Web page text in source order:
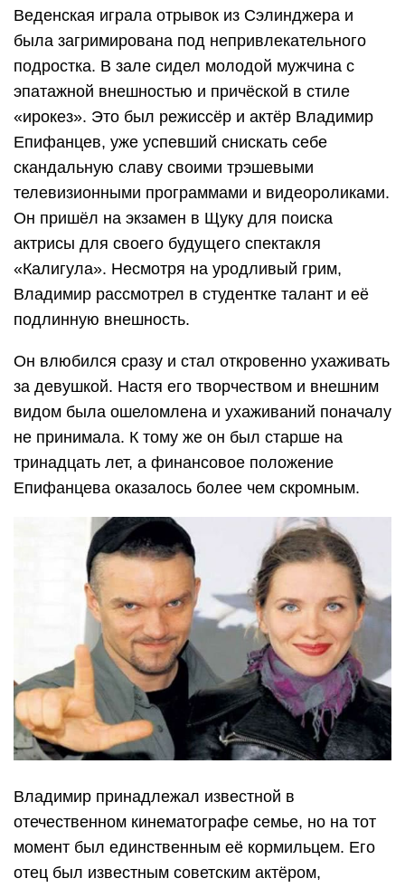
Веденская играла отрывок из Сэлинджера и
была загримирована под непривлекательного
подростка. В зале сидел молодой мужчина с
эпатажной внешностью и причёской в стиле
«ирокез». Это был режиссёр и актёр Владимир
Епифанцев, уже успевший снискать себе
скандальную славу своими трэшевыми
телевизионными программами и видеороликами.
Он пришёл на экзамен в Щуку для поиска
актрисы для своего будущего спектакля
«Калигула». Несмотря на уродливый грим,
Владимир рассмотрел в студентке талант и её
подлинную внешность.
Он влюбился сразу и стал откровенно ухаживать
за девушкой. Настя его творчеством и внешним
видом была ошеломлена и ухаживаний поначалу
не принимала. К тому же он был старше на
тринадцать лет, а финансовое положение
Епифанцева оказалось более чем скромным.
Владимир принадлежал известной в
отечественном кинематографе семье, но на тот
момент был единственным её кормильцем. Его
отец был известным советским актёром,